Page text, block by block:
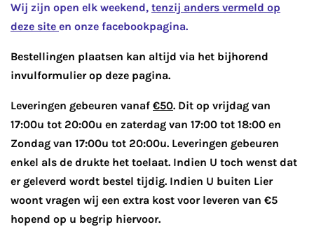
Wij zijn open elk weekend, tenzij anders vermeld op
deze site en onze facebookpagina.
Bestellingen plaatsen kan altijd via het bijhorend
invulformulier op deze pagina.
Leveringen gebeuren vanaf €50. Dit op vrijdag van
17:00u tot 20:00u en zaterdag van 17:00 tot 18:00 en
Zondag van 17:00u tot 20:00u. Leveringen gebeuren
enkel als de drukte het toelaat. Indien U toch wenst dat
er geleverd wordt bestel tijdig. Indien U buiten Lier
woont vragen wij een extra kost voor leveren van €5
hopend op u begrip hiervoor.